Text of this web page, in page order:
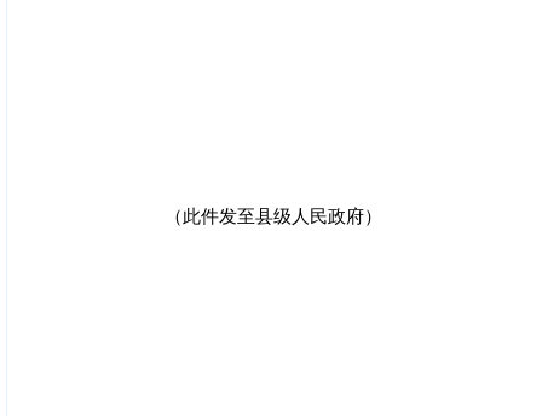
（此件发至县级人民政府）